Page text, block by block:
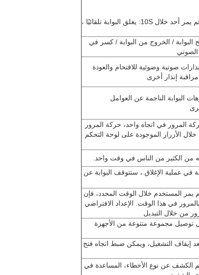
◆مضي الوقت:انقر على بطاقة المرور وقت:10S(إذا لم يمر أحد خلال 10S: يغلق البوابة تلقائيًا ،
البوابة / الخروج من البوابة / كسر في
صوتية وضوئية للاقتحام والعودة
إنذار أخرى
البوابة الناجمة عن العوامل
المرور في اتجاه واحد، حركة المرور
الأزرار الموجودة على لوحة التحكم
من الكثير من الناس في وقت واحد.
في عملية الإغلاق ، ستتوقف البوابة عن
لم يمر المستخدم خلال الوقت المحدد، فإن
في هذا الوقت. الإعداد الافتراضي
توصيل مجموعة متنوعة من الأجهزة
إيقاف التشغيل، ويمكن ضبط اتجاه فتح
الكشف عن نوع الأخطاء، المساعدة في